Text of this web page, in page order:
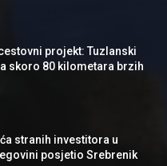
projekt: Tuzlanski
skoro 80 kilometara brzih
stranih investitora u
posjetio Srebrenik